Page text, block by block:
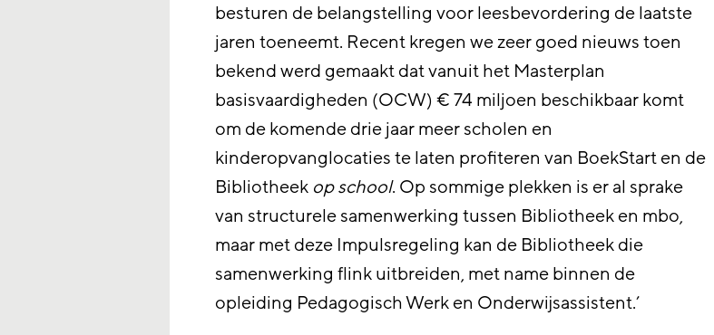
besturen de belangstelling voor leesbevordering de laatste
jaren toeneemt. Recent kregen we zeer goed nieuws toen
bekend werd gemaakt dat vanuit het Masterplan
basisvaardigheden (OCW) € 74 miljoen beschikbaar komt
om de komende drie jaar meer scholen en
kinderopvanglocaties te laten profiteren van BoekStart en de
Bibliotheek op school. Op sommige plekken is er al sprake
van structurele samenwerking tussen Bibliotheek en mbo,
maar met deze Impulsregeling kan de Bibliotheek die
samenwerking flink uitbreiden, met name binnen de
opleiding Pedagogisch Werk en Onderwijsassistent.’